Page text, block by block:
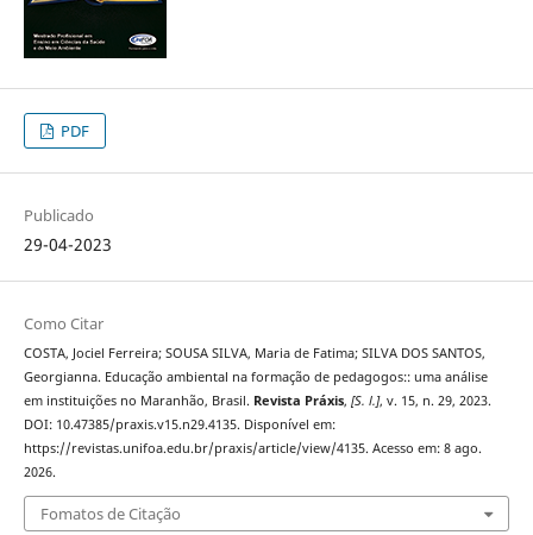
PDF
Publicado
29-04-2023
Como Citar
COSTA, Jociel Ferreira; SOUSA SILVA, Maria de Fatima; SILVA DOS SANTOS,
Georgianna. Educação ambiental na formação de pedagogos:: uma análise
em instituições no Maranhão, Brasil. Revista Práxis, [S. l.], v. 15, n. 29, 2023.
DOI: 10.47385/praxis.v15.n29.4135. Disponível em:
https://revistas.unifoa.edu.br/praxis/article/view/4135. Acesso em: 8 ago.
2026.
Fomatos de Citação